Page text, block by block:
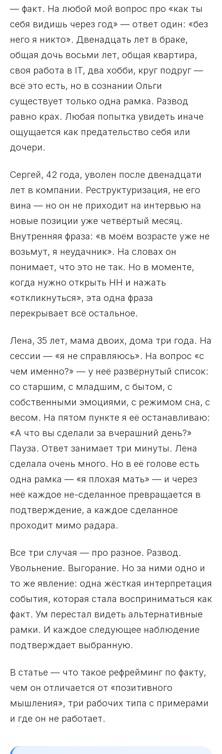
— факт. На любой мой вопрос про «как ты
себя видишь через год» — ответ один: «без
него я никто». Двенадцать лет в браке,
общая дочь восьми лет, общая квартира,
своя работа в IT, два хобби, круг подруг —
всё это есть, но в сознании Ольги
существует только одна рамка. Развод
равно крах. Любая попытка увидеть иначе
ощущается как предательство себя или
дочери.
Сергей, 42 года, уволен после двенадцати
лет в компании. Реструктуризация, не его
вина — но он не приходит на интервью на
новые позиции уже четвёртый месяц.
Внутренняя фраза: «в моём возрасте уже не
возьмут, я неудачник». На словах он
понимает, что это не так. Но в моменте,
когда нужно открыть HH и нажать
«откликнуться», эта одна фраза
перекрывает всё остальное.
Лена, 35 лет, мама двоих, дома три года. На
сессии — «я не справляюсь». На вопрос «с
чем именно?» — у неё развёрнутый список:
со старшим, с младшим, с бытом, с
собственными эмоциями, с режимом сна, с
весом. На пятом пункте я её останавливаю:
«А что вы сделали за вчерашний день?»
Пауза. Ответ занимает три минуты. Лена
сделала очень много. Но в её голове есть
одна рамка — «я плохая мать» — и через
неё каждое не-сделанное превращается в
подтверждение, а каждое сделанное
проходит мимо радара.
Все три случая — про разное. Развод.
Увольнение. Выгорание. Но за ними одно и
то же явление: одна жёсткая интерпретация
события, которая стала восприниматься как
факт. Ум перестал видеть альтернативные
рамки. И каждое следующее наблюдение
подтверждает выбранную.
В статье — что такое рефрейминг по факту,
чем он отличается от «позитивного
мышления», три рабочих типа с примерами
и где он не работает.